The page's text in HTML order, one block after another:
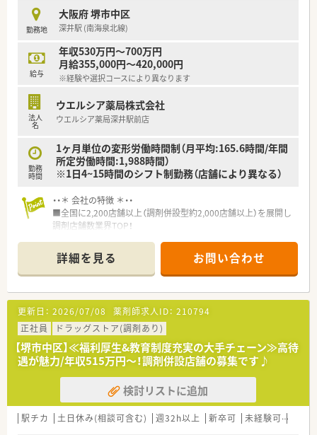
■育児休暇は3歳まで取得が可能で、時短制度は小学5年生まで
時短勤務ができるよう変更予定です。
■年間休日が120日とワークライフバランスが整っています
■日用品から常備薬まで、従業員割引制度など嬉しいメリットも
たくさんあります！
勤務地
大阪府 堺市中区
深井駅 (南海泉北線)
給与
年収530万円～700万円
月給355,000円～420,000円
※経験や選択コースにより異なります
法人
名
ウエルシア薬局株式会社
ウエルシア薬局深井駅前店
勤務
時間
1ヶ月単位の変形労働時間制（月平均:165.6時間/年間
所定労働時間:1,988時間）
※1日4~15時間のシフト制勤務（店舗により異なる）
・・＊ 会社の特徴 ＊・・
■全国に2,200店舗以上（調剤併設型約2,000店舗以上）を展開し
調剤店舗数業界TOP！
頑張り次第で高給与も可能！
■経験や勤務コースによりますが、経験の少ない方でも500万前
半スタートと業界TOP水準！
■職種や職域に合わせ、豊富な社内研修や外部組織と連携した研
修を用意されています
■薬剤師が中心の会社だからこそ活躍できるキャリアパスが多
種多様に用意されています。
■店舗拡大に伴い、エリアマネジャーや営業部長等のマネジメン
トのポジションも増えます。
■在宅や教育等の専門性を活かせるスペシャリストを目指すこ
とも可能です。
■その他にも、管理部門や商品部門等の本社スタッフなど活動領
域は多種多様です。
■在宅実施店舗は年々増加しており、在宅医療へもしっかりと関
詳細を見る お問い合わせ
更新日： 2026/07/08 薬剤師求人ID： 210794
正社員
ドラッグストア(調剤あり)
【堺市中区】≪福利厚生&教育制度充実の大手チェーン≫高待
遇が魅力/年収515万円～！調剤併設店舗の募集です♪
検討リストに追加
駅チカ 土日休み(相談可含む) 週32h以上 新卒可 未経験可